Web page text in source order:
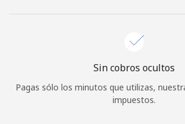
Sin cobros ocultos
Pagas sólo los minutos que utilizas,
impuestos.